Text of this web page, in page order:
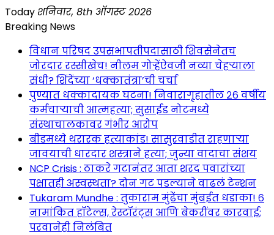
Skip
to
Today शनिवार, 8th ऑगस्ट 2026
Breaking News
विधान परिषद उपसभापतीपदासाठी शिवसेनेतच
जोरदार रस्सीखेच! नीलम गोऱ्हेंऐवजी नव्या चेहऱ्याला
संधी? शिंदेंच्या ‘धक्कातंत्रा’ची चर्चा
पुण्यात धक्कादायक घटना! निवारागृहातील २६ वर्षीय
कर्मचाऱ्याची आत्महत्या; सुसाईड नोटमध्ये
संस्थाचालकावर गंभीर आरोप
बीडमध्ये थरारक हत्याकांड! सासुरवाडीत राहणाऱ्या
जावयाची धारदार शस्त्राने हत्या; जुन्या वादाचा संशय
NCP Crisis : ठाकरे गटानंतर आता शरद पवारांच्या
पक्षातही अस्वस्थता? दोन गट पडल्याने वाढलं टेन्शन
Tukaram Mundhe : तुकाराम मुंढेंचा मुंबईत धडाका! ६
नामांकित हॉटेल्स, रेस्टॉरंट्स आणि बेकरींवर कारवाई;
परवानेही निलंबित